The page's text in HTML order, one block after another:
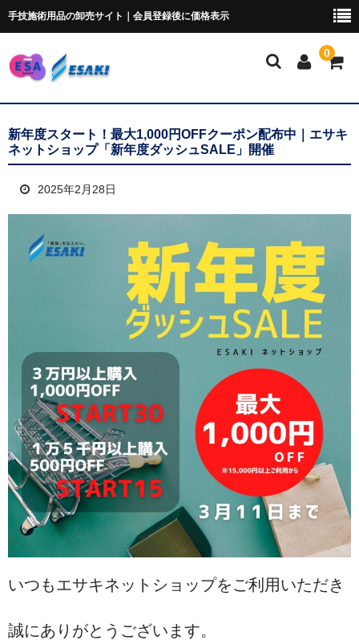
手技施術用品の卸売サイト｜会員登録後に価格表示
0
マイページ
ポータブルベッド
ポータブルドロップ
プロユース
サポーター
骨格模型・チャート
テーピング
ゲル・衛生用品
理学療法機器
新年度スタート！最大1,000円OFFクーポン配布中｜エサキ
ネットショップ「新年度ダッシュSALE」開催
2025年2月28日
いつもエサキネットショップをご利用いただき
誠にありがとうございます。